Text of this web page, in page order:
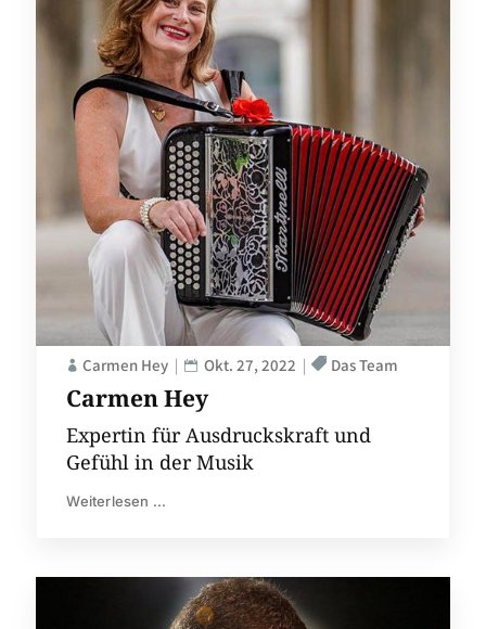
Carmen Hey
Carmen Hey Okt. 27, 2022 Das Team
Expertin für Ausdruckskraft und
Gefühl in der Musik
Weiterlesen ...